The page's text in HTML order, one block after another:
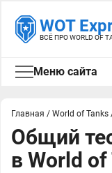
WOT
ВСЁ ПРО WORLD OF
Меню сайта
Главная / World of Tanks
Общий
в World of